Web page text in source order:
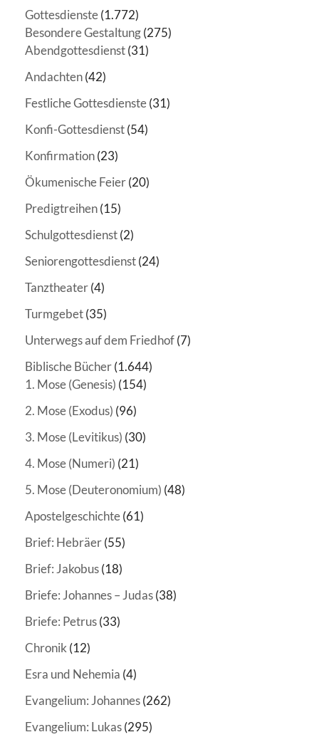
Gottesdienste(1.772)
Besondere Gestaltung(275)
Abendgottesdienst(31)
Andachten(42)
Festliche Gottesdienste(31)
Konfi-Gottesdienst(54)
Konfirmation(23)
Ökumenische Feier(20)
Predigtreihen(15)
Schulgottesdienst(2)
Seniorengottesdienst(24)
Tanztheater(4)
Turmgebet(35)
Unterwegs auf dem Friedhof(7)
Biblische Bücher(1.644)
1. Mose (Genesis) (154)
2. Mose (Exodus) (96)
3. Mose (Levitikus) (30)
4. Mose (Numeri) (21)
5. Mose (Deuteronomium) (48)
Apostelgeschichte(61)
Brief: Hebräer(55)
Brief: Jakobus(18)
Briefe: Johannes – Judas(38)
Briefe: Petrus(33)
Chronik(12)
Esra und Nehemia (4)
Evangelium: Johannes(262)
Evangelium: Lukas(295)